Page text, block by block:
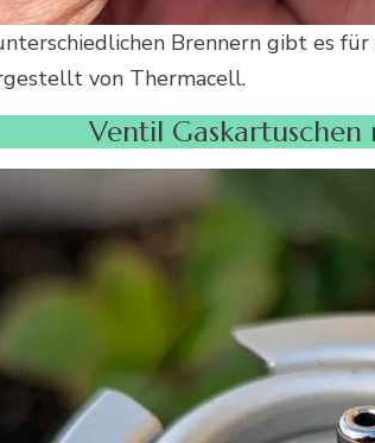
Brennern gibt es
von Thermacell.
Ventil Gaskartuschen